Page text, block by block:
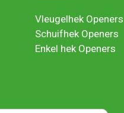
Vleugelhek Openers
Schuifhek Openers
Enkel hek Openers